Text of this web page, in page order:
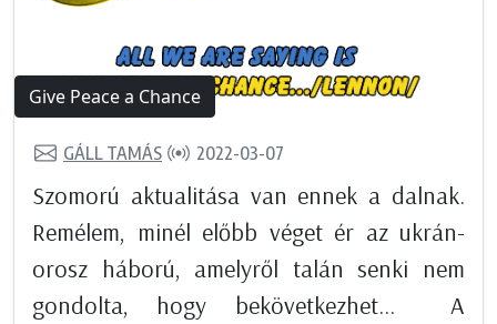
Give Peace a Chance
GÁLL TAMÁS 2022-03-07
Szomorú aktualitása van ennek a dalnak.
Remélem, minél előbb véget ér az ukrán-
orosz háború, amelyről talán senki nem
gondolta, hogy bekövetkezhet... A